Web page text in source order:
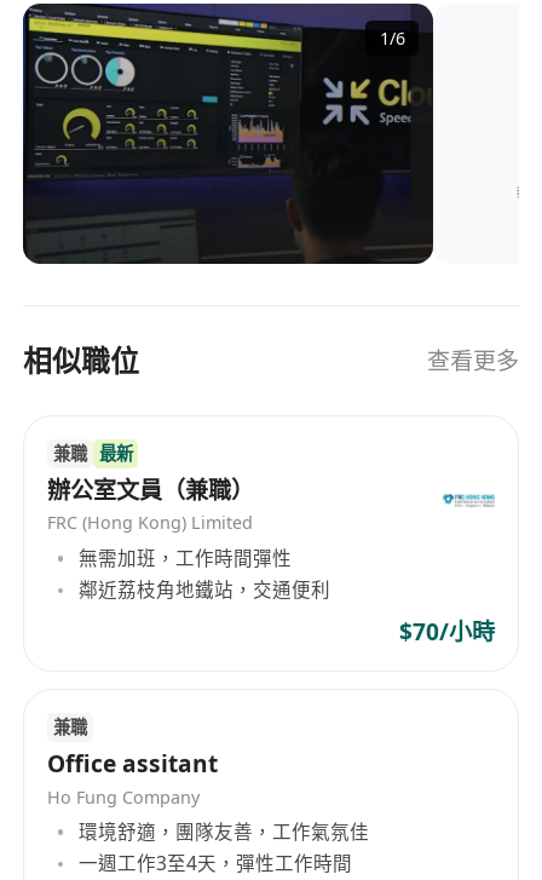
的綜合資訊科技服務營運商之一。
1/6
相似職位 查看更多
兼職 最新
辦公室文員（兼職）
FRC (Hong Kong) Limited
無需加班，工作時間彈性
鄰近荔枝角地鐵站，交通便利
$70/小時
兼職
Office assitant
Ho Fung Company
環境舒適，團隊友善，工作氣氛佳
一週工作3至4天，彈性工作時間